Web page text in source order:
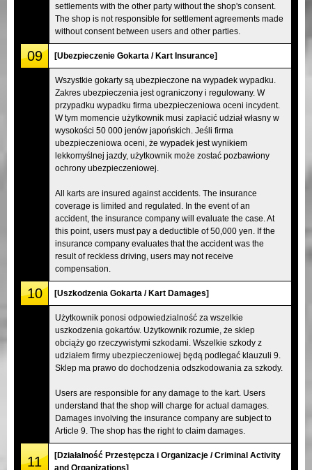
settlements with the other party without the shop's consent.
The shop is not responsible for settlement agreements made
without consent between users and other parties.
09 [Ubezpieczenie Gokarta / Kart Insurance]
Wszystkie gokarty są ubezpieczone na wypadek wypadku.
Zakres ubezpieczenia jest ograniczony i regulowany. W
przypadku wypadku firma ubezpieczeniowa oceni incydent.
W tym momencie użytkownik musi zapłacić udział własny w
wysokości 50 000 jenów japońskich. Jeśli firma
ubezpieczeniowa oceni, że wypadek jest wynikiem
lekkomyślnej jazdy, użytkownik może zostać pozbawiony
ochrony ubezpieczeniowej.
All karts are insured against accidents. The insurance
coverage is limited and regulated. In the event of an
accident, the insurance company will evaluate the case. At
this point, users must pay a deductible of 50,000 yen. If the
insurance company evaluates that the accident was the
result of reckless driving, users may not receive
compensation.
10 [Uszkodzenia Gokarta / Kart Damages]
Użytkownik ponosi odpowiedzialność za wszelkie
uszkodzenia gokartów. Użytkownik rozumie, że sklep
obciąży go rzeczywistymi szkodami. Wszelkie szkody z
udziałem firmy ubezpieczeniowej będą podlegać klauzuli 9.
Sklep ma prawo do dochodzenia odszkodowania za szkody.
Users are responsible for any damage to the kart. Users
understand that the shop will charge for actual damages.
Damages involving the insurance company are subject to
Article 9. The shop has the right to claim damages.
11
[Działalność Przestępcza i Organizacje / Criminal Activity
and Organizations]